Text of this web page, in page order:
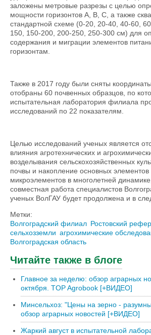
заложены метровые разрезы с целью
мощности горизонтов А, В, С, а также
стандартной схеме (0-20, 20-40, 40-60,
150, 150-200, 200-250, 250-300 см) для
содержания и миграции элементов
горизонтам.
Также в 2017 году были сняты
отобраны 60 почвенных образцов, по
испытательная лаборатория филиала
исследований по 22 показателям.
Целью исследований ученых является
влияния агротехнических и
возделывания сельскохозяйственных
почвы и накопление основных элементов
микроэлементов в многолетней
совместная работа специалистов
ученых ВолГАУ будет продолжена и в
Метки:
Волгоградский филиал Ростовский
сельхозземли агрохимические
Волгоградская область
Читайте также в блоге
Главное за неделю: обзор аграрных
октября. TOP Agrobook [+ВИДЕО]
Минсельхоз: "Цены на зерно -
обзор аграрных новостей [+ВИДЕО]
Жаркий август в испытательной